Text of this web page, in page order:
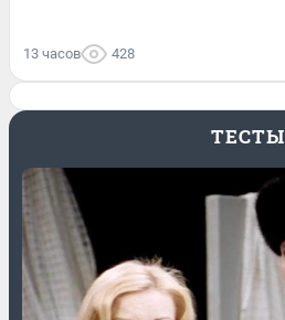
13 часов 428
ТЕСТЫ